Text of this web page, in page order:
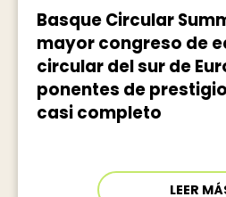
Basque Circular
mayor congreso de
circular del sur de
ponentes de
casi completo
LEER